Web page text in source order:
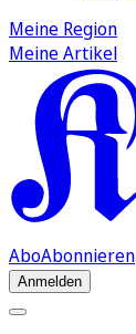
Meine Region
Meine Artikel
AboAbonnieren
Anmelden